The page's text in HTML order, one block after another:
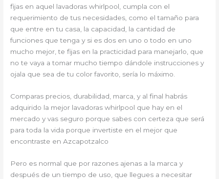
fijas en aquel lavadoras whirlpool, cumpla con el
requerimiento de tus necesidades, como el tamaño para
que entre en tu casa, la capacidad, la cantidad de
funciones que tenga y si es dos en uno o todo en uno
mucho mejor, te fijas en la practicidad para manejarlo, que
no te vaya a tomar mucho tiempo dándole instrucciones y
ojala que sea de tu color favorito, sería lo máximo.
Comparas precios, durabilidad, marca, y al final habrás
adquirido la mejor lavadoras whirlpool que hay en el
mercado y vas seguro porque sabes con certeza que será
para toda la vida porque invertiste en el mejor que
encontraste en Azcapotzalco
Pero es normal que por razones ajenas a la marca y
después de un tiempo de uso, que llegues a necesitar